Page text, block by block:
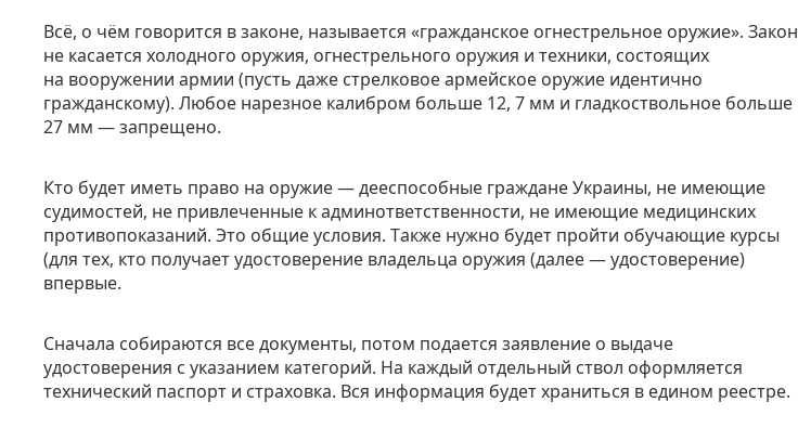
Всё, о чём говорится в законе, называется «гражданское огнестрельное оружие». Закон
не касается холодного оружия, огнестрельного оружия и техники, состоящих
на вооружении армии (пусть даже стрелковое армейское оружие идентично
гражданскому). Любое нарезное калибром больше 12, 7 мм и гладкоствольное больше
27 мм — запрещено.
Кто будет иметь право на оружие — дееспособные граждане Украины, не имеющие
судимостей, не привлеченные кадминответственности, не имеющие медицинских
противопоказаний. Это общие условия. Также нужно будет пройти обучающие курсы
(для тех, кто получаетудостоверение владельца оружия (далее — удостоверение)
впервые.
Сначала собираются все документы, потом подается заявление о выдаче
удостоверения с указанием категорий. На каждый отдельный ствол оформляется
технический паспорт и страховка. Вся информация будет храниться в едином реестре.